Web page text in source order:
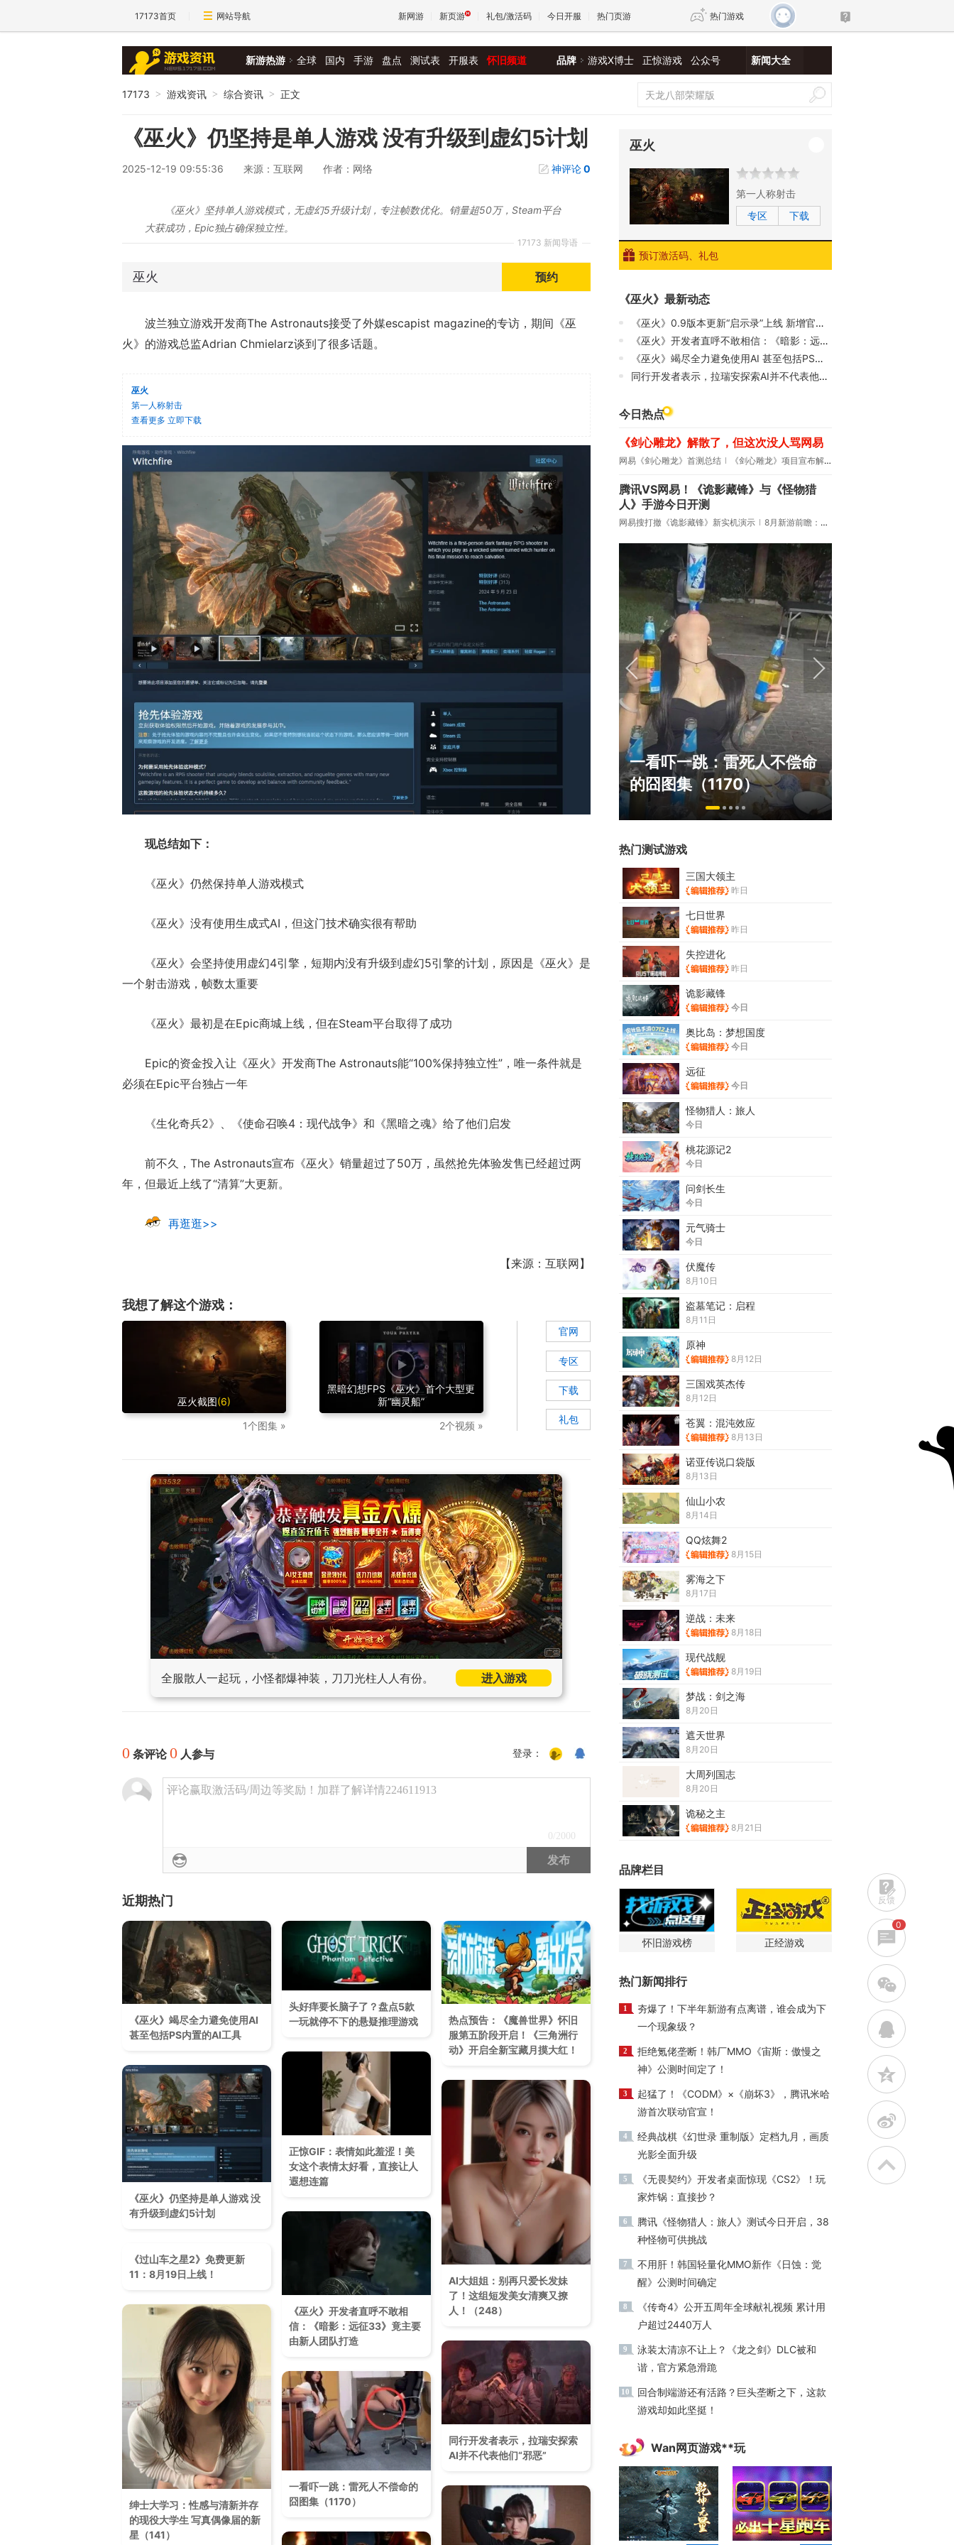
17173首页 网站导航 新网游 新页游 礼包/激活码 今日开服 热门页游 热门游戏
王权与自由 诛仙世界 新仙侠5
新游热游 全球 国内 手游 盘点 测试表 开服表 怀旧频道 品牌 游戏X博士 正惊游戏 公众号 新闻大全
17173 > 游戏资讯 > 综合资讯 > 正文
《巫火》仍坚持是单人游戏 没有升级到虚幻5计划
2025-12-19 09:55:36 来源：互联网 作者：网络 神评论0
17173 新闻导语
《巫火》坚持单人游戏模式，无虚幻5升级计划，专注帧数优化。销量超50万，Steam平台
大获成功，Epic独占确保独立性。
巫火 预约
波兰独立游戏开发商The Astronauts接受了外媒escapist magazine的专访，期间《巫
火》的游戏总监Adrian Chmielarz谈到了很多话题。
巫火
第一人称射击
查看更多 立即下载
现总结如下：
《巫火》仍然保持单人游戏模式
《巫火》没有使用生成式AI，但这门技术确实很有帮助
《巫火》会坚持使用虚幻4引擎，短期内没有升级到虚幻5引擎的计划，原因是《巫火》是
一个射击游戏，帧数太重要
《巫火》最初是在Epic商城上线，但在Steam平台取得了成功
Epic的资金投入让《巫火》开发商The Astronauts能“100%保持独立性”，唯一条件就是
必须在Epic平台独占一年
《生化奇兵2》、《使命召唤4：现代战争》和《黑暗之魂》给了他们启发
前不久，The Astronauts宣布《巫火》销量超过了50万，虽然抢先体验发售已经超过两
年，但最近上线了“清算”大更新。
再逛逛>>
【来源：互联网】
我想了解这个游戏：
巫火截图(6)
1个图集 »
黑暗幻想FPS《巫火》首个大型更
新“幽灵船”
2个视频 »
官网
专区
下载
礼包
全服散人一起玩，小怪都爆神装，刀刀光柱人人有份。 进入游戏
0 条评论0 人参与 登录：
评论赢取激活码/周边等奖励！加群了解详情224611913
0 /2000
发布
近期热门
《巫火》竭尽全力避免使用AI
甚至包括PS内置的AI工具
头好痒要长脑子了？盘点5款
一玩就停不下的悬疑推理游戏
热点预告：《魔兽世界》怀旧
服第五阶段开启！《三角洲行
动》开启全新宝藏月摸大红！
正惊GIF：表情如此羞涩！美
女这个表情太好看，直接让人
遐想连篇
《巫火》仍坚持是单人游戏 没
有升级到虚幻5计划
AI大姐姐：别再只爱长发妹
了！这组短发美女清爽又撩
人！（248）
《巫火》开发者直呼不敢相
信：《暗影：远征33》竟主要
由新人团队打造
《过山车之星2》免费更新
11：8月19日上线！
绅士大学习：性感与清新并存
的现役大学生 写真偶像届的新
星（141）
同行开发者表示，拉瑞安探索
AI并不代表他们“邪恶”
一看吓一跳：雷死人不偿命的
囧图集（1170）
巫火
第一人称射击
专区
下载
预订激活码、礼包
《巫火》最新动态
《巫火》0.9版本更新“启示录”上线 新增官方中文
《巫火》开发者直呼不敢相信：《暗影：远征33》竟主要由新人团队打造
《巫火》竭尽全力避免使用AI 甚至包括PS内置的AI工具
同行开发者表示，拉瑞安探索AI并不代表他们“邪恶”
今日热点
《剑心雕龙》解散了，但这次没人骂网易
网易《剑心雕龙》首测总结 《剑心雕龙》项目宣布解散
腾讯VS网易！《诡影藏锋》与《怪物猎
人》手游今日开测
网易搜打撤《诡影藏锋》新实机演示 8月新游前瞻：《诡秘之主》领衔
17周年庆典 争霸赛大区火
爆开启
一看吓一跳：雷死人不偿命
的囧图集（1170）
热门测试游戏
三国大领主
昨日
七日世界
昨日
失控进化
昨日
诡影藏锋
今日
奥比岛：梦想国度
今日
远征
今日
怪物猎人：旅人
今日
桃花源记2
今日
问剑长生
今日
元气骑士
今日
伏魔传
8月10日
盗墓笔记：启程
8月11日
原神
8月12日
三国戏英杰传
8月12日
苍翼：混沌效应
8月13日
诺亚传说口袋版
8月13日
仙山小农
8月14日
QQ炫舞2
8月15日
雾海之下
8月17日
逆战：未来
8月18日
现代战舰
8月19日
梦战：剑之海
8月20日
遮天世界
8月20日
大周列国志
8月20日
诡秘之主
8月21日
品牌栏目
怀旧游戏榜 正经游戏
热门新闻排行
1
夯爆了！下半年新游有点离谱，谁会成为下
一个现象级？
2
拒绝氪佬垄断！韩厂MMO《宙斯：傲慢之
神》公测时间定了！
3
起猛了！《CODM》×《崩坏3》，腾讯米哈
游首次联动官宣！
4
经典战棋《幻世录 重制版》定档九月，画质
光影全面升级
5
《无畏契约》开发者桌面惊现《CS2》！玩
家炸锅：直接抄？
6
腾讯《怪物猎人：旅人》测试今日开启，38
种怪物可供挑战
7
不用肝！韩国轻量化MMO新作《日蚀：觉
醒》公测时间确定
8
《传奇4》公开五周年全球献礼视频 累计用
户超过2440万人
9
泳装太清凉不让上？《龙之剑》DLC被和
谐，官方紧急滑跪
10
回合制端游还有活路？巨头垄断之下，这款
游戏却如此坚挺！
Wan网页游戏**玩
反馈
0
w
q
z
t